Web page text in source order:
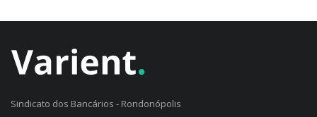
Sindicato dos Bancários - Rondonópolis